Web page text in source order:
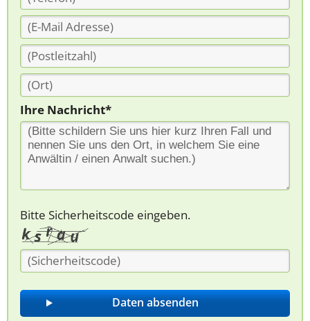
Ihre Nachricht*
Bitte Sicherheitscode eingeben.